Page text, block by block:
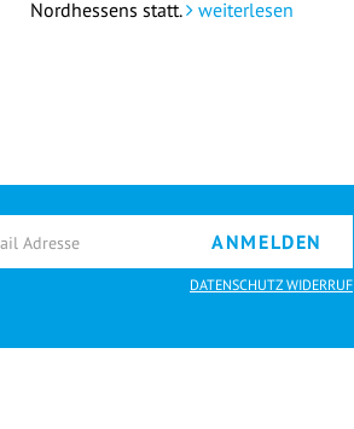
Nordhessens statt. weiterlesen
ANMELDEN
DATENSCHUTZ WIDERRUF